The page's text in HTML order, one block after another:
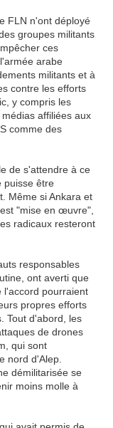
FLN n'ont déployé
groupes militants
ces
arabe
militants et à
contre les efforts
y compris les
affiliées aux
comme des
de s'attendre à ce
puisse être
Même si Ankara et
"mise en œuvre",
radicaux resteront
responsables
ont averti que
l'accord pourraient
propres efforts
Tout d'abord, les
de drones
qui sont
nord d'Alep.
démilitarisée se
moins molle à